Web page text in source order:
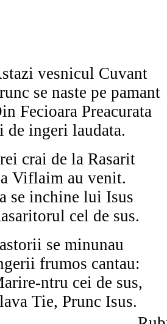
vesnicul Cuvant
se naste pe pamant
Fecioara Preacurata
de ingeri laudata.
crai de la Rasarit
Viflaim au venit.
se inchine lui Isus
cel de sus.
se minunau
frumos cantau:
ntru cei de sus,
Tie, Prunc Isus.